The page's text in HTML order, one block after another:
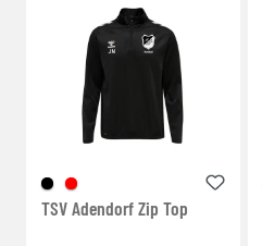
TSV Adendorf Zip Top